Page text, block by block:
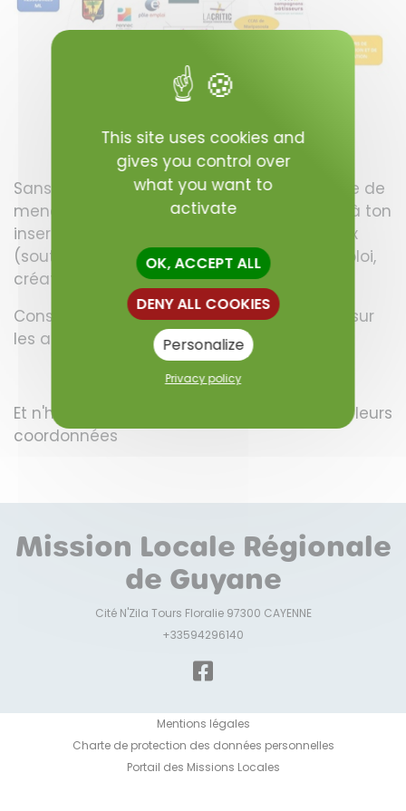
Sans les acteurs de terrain, il est impossible de
mener à bien un projet. Ils participent tous à ton
insertion professionnelle à plusieurs niveaux
(soutien social, animations, formation, emploi,
création d'activité).
Consulte
les actualitéspour en savoir plus sur
les acteurs de ta commune !
Et n'hésite pas à
pour avoir leurs
coordonnées
Mission Locale Régionale
de Guyane
Cité N'Zila Tours Floralie 97300 CAYENNE
+33594296140
Mentions légales
Charte de protection des données personnelles
Portail des Missions Locales
This site uses cookies and
gives you control over
what you want to
activate
OK, ACCEPT ALL
DENY ALL COOKIES
Personalize
Privacy policy